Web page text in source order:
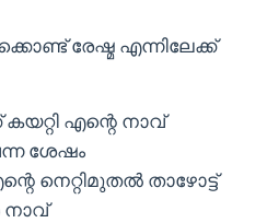
രേഷ്മ എന്നിലേക്ക്
എന്റെ നാവ്
ശേഷം
നെറ്റിമുതല്‍ താഴോട്ട്
നാവ്